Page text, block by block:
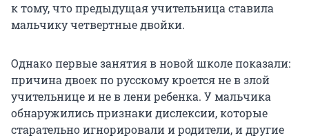
к тому, что предыдущая учительница ставила
мальчику четвертные двойки.
Однако первые занятия в новой школе показали:
причина двоек по русскому кроется не в злой
учительнице и не в лени ребенка. У мальчика
обнаружились признаки дислексии, которые
старательно игнорировали и родители, и другие